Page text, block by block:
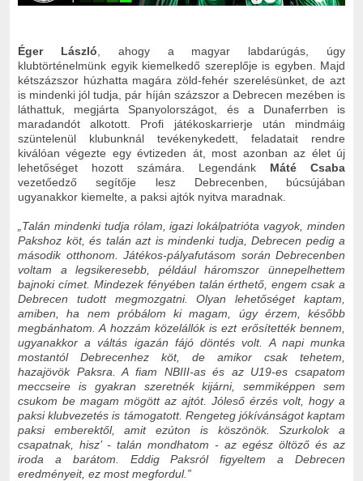
Éger László , ahogy a magyar labdarúgás, úgy
klubtörténelmünk egyik kiemelkedő szereplője is egyben. Majd
kétszázszor húzhatta magára zöld-fehér szerelésünket, de azt
is mindenki jól tudja, pár híján százszor a Debrecen mezében is
láthattuk, megjárta Spanyolországot, és a Dunaferrben is
maradandót alkotott. Profi játékoskarrierje után mindmáig
szüntelenül klubunknál tevékenykedett, feladatait rendre
kiválóan végezte egy évtizeden át, most azonban az élet új
lehetőséget hozott számára. Legendánk Máté Csaba
vezetőedző segítője lesz Debrecenben, búcsújában
ugyanakkor kiemelte, a paksi ajtók nyitva maradnak.
„Talán mindenki tudja rólam, igazi lokálpatrióta vagyok, minden
Pakshoz köt, és talán azt is mindenki tudja, Debrecen pedig a
második otthonom. Játékos-pályafutásom során Debrecenben
voltam a legsikeresebb, például háromszor ünnepelhettem
bajnoki címet. Mindezek fényében talán érthető, engem csak a
Debrecen tudott megmozgatni. Olyan lehetőséget kaptam,
amiben, ha nem próbálom ki magam, úgy érzem, később
megbánhatom. A hozzám közelállók is ezt erősítették bennem,
ugyanakkor a váltás igazán fájó döntés volt. A napi munka
mostantól Debrecenhez köt, de amikor csak tehetem,
hazajövök Paksra. A fiam NBIII-as és az U19-es csapatom
meccseire is gyakran szeretnék kijárni, semmiképpen sem
csukom be magam mögött az ajtót. Jóleső érzés volt, hogy a
paksi klubvezetés is támogatott. Rengeteg jókívánságot kaptam
paksi emberektől, amit ezúton is köszönök. Szurkolok a
csapatnak, hisz’ - talán mondhatom - az egész öltöző és az
iroda a barátom. Eddig Paksról figyeltem a Debrecen
eredményeit, ez most megfordul.”